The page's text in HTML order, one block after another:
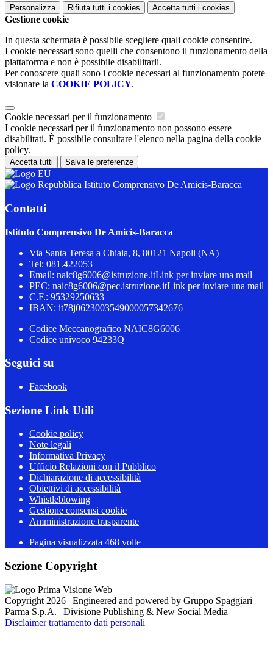
Personalizza Rifiuta tutti i cookies Accetta tutti i cookies
Gestione cookie
In questa schermata è possibile scegliere quali cookie consentire.
I cookie necessari sono quelli che consentono il funzionamento della
piattaforma e non è possibile disabilitarli.
Per conoscere quali sono i cookie necessari al funzionamento potete
visionare la COOKIE POLICY.
Cookie necessari per il funzionamento
I cookie necessari per il funzionamento non possono essere
disabilitati. È possibile consultare l'elenco nella pagina della cookie
policy.
Accetta tutti Salva le preferenze
Istituto Comprensivo De Amicis-Baracca
Contatti
Istituto Comprensivo De Amicis-Baracca
Via Santa Teresa a Chiaia, 8, 80121 Napoli (NA)
Tel: 081.422053
Email: naic8g6006@istruzione.itLink per inviare una mail
PEC: naic8g6006@pec.istruzione.itLink per inviare una mail
C.F.: 95329250633
IBAN: it78j0623003549000057342676
Codice Meccanografico NAIC8G6006
Codice univoco 94233Q
Seguici su
Facebook
Sezione Link Utili
Cookie policy
Note legali
Informativa Privacy
Ufficio Relazioni con il Pubblico
Dichiarazione di accessibilità
Obiettivi di accessibilità
Whistleblowing
Gestione consensi cookie
Amministrazione trasparente
Pagina visualizzata 468 volte
Sezione Copyright
Copyright 2026 | Engineered and powered by Gruppo Spaggiari
Parma S.p.A. | Divisione Publishing & New Social Media
Disclaimer trattamento dati personali